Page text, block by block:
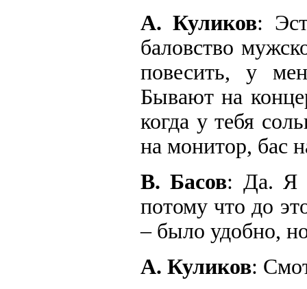
А. Куликов:
баловство
повесить, у
Бывают на
когда у тебя
на монитор, бас
В. Басов: Да. Я
потому что до
– было удобно,
А. Куликов: